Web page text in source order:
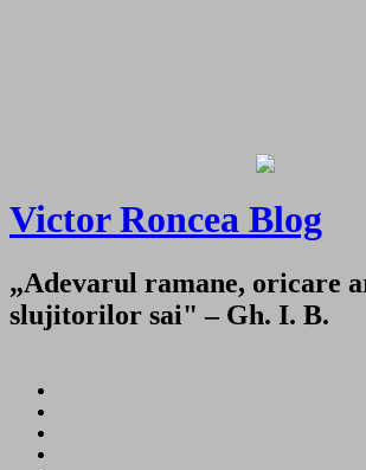
Victor Roncea Blog
„Adevarul ramane, oricare
slujitorilor sai" – Gh. I. B.